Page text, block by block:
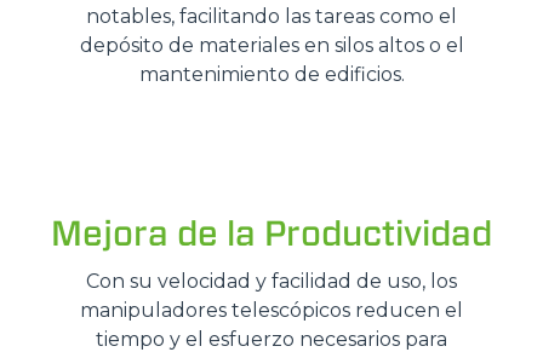
notables, facilitando las tareas como el
depósito de materiales en silos altos o el
mantenimiento de edificios.
Mejora de la Productividad
Con su velocidad y facilidad de uso, los
manipuladores telescópicos reducen el
tiempo y el esfuerzo necesarios para